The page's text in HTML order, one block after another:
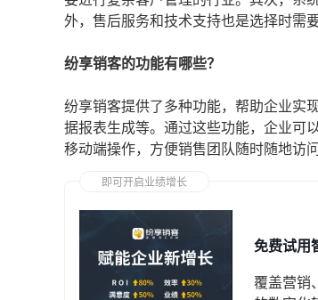
外，售后服务和技术支持也是选择时需
纷享销客的功能有哪些？
纷享销客提供了多种功能，帮助企业实
据报表生成等。通过这些功能，企业可
移动端操作，方便销售团队随时随地访
即可开启业绩增长
免费试用
覆盖营销